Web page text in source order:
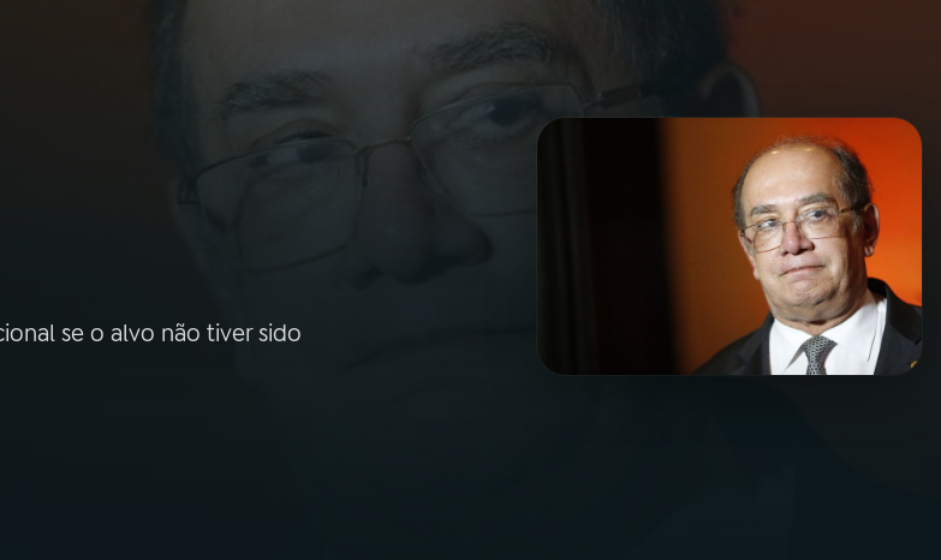
se o alvo não tiver sido